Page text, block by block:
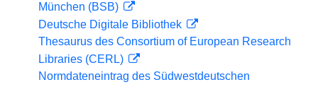
München (BSB)
Deutsche Digitale Bibliothek
Thesaurus des Consortium of European Research
Libraries (CERL)
Normdateneintrag des Südwestdeutschen